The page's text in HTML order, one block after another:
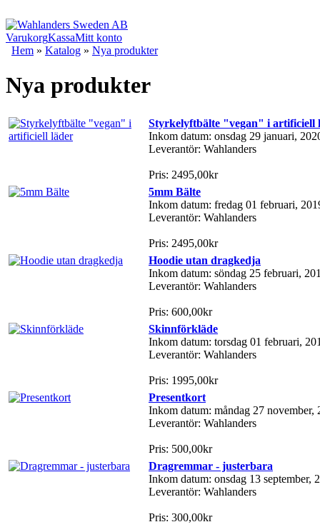
VarukorgKassaMitt konto
Hem » Katalog » Nya produkter
Nya produkter
Styrkelyftbälte "vegan" i artificiell
Inkom datum: onsdag 29 januari,
Leverantör: Wahlanders
Pris: 2495,00kr
5mm Bälte
Inkom datum: fredag 01 februari,
Leverantör: Wahlanders
Pris: 2495,00kr
Hoodie utan dragkedja
Inkom datum: söndag 25 februari,
Leverantör: Wahlanders
Pris: 600,00kr
Skinnförkläde
Inkom datum: torsdag 01 februari,
Leverantör: Wahlanders
Pris: 1995,00kr
Presentkort
Inkom datum: måndag 27 november,
Leverantör: Wahlanders
Pris: 500,00kr
Dragremmar - justerbara
Inkom datum: onsdag 13 september,
Leverantör: Wahlanders
Pris: 300,00kr